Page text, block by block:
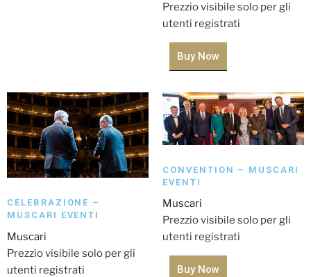
Prezzio visibile solo per gli
utenti registrati
Buy Now
CELEBRAZIONE –
MUSCARI EVENTI
Muscari
Prezzio visibile solo per gli
utenti registrati
CONVENTION – MUSCARI
EVENTI
Muscari
Prezzio visibile solo per gli
utenti registrati
Buy Now